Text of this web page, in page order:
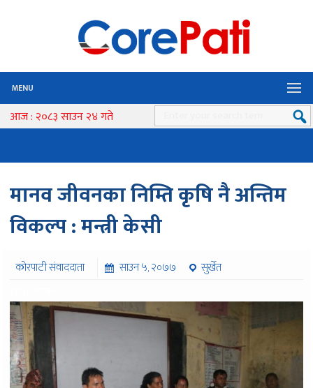
MENU
आज : २०८३ साउन २४ गते
मानव जीवनका निम्ति कृषि नै अन्तिम
विकल्प : मन्त्री केसी
कोरपाटी संवाददाता साउन ५, २०७७
सुर्खेत